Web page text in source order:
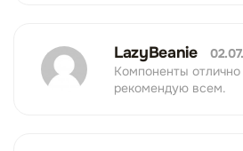
LazyBeanie
Компоненты
рекомендую всем.